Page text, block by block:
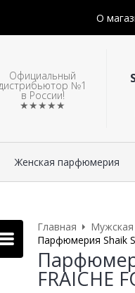
О
Официальный
№1
в России!
★★★★★
Женская парфюмерия
Главная
Парфюмерия Shaik
FRAICHE